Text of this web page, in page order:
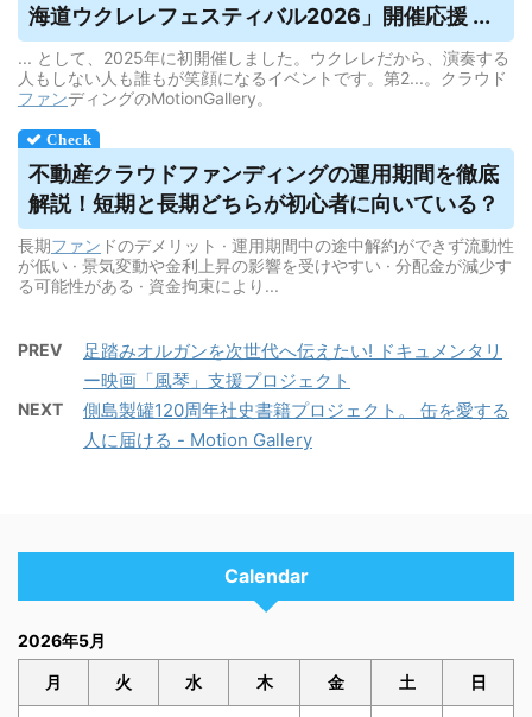
海道ウクレレフェスティバル2026」開催応援 ...
... として、2025年に初開催しました。ウクレレだから、演奏する
人もしない人も誰もが笑顔になるイベントです。第2...。クラウド
ファンディングのMotionGallery。
不動産クラウドファンディングの運用期間を徹底
解説！短期と長期どちらが初心者に向いている？
長期ファン ドのデメリット · 運用期間中の途中解約ができず流動性
が低い · 景気変動や金利上昇の影響を受けやすい · 分配金が減少す
る可能性がある · 資金拘束により...
PREV
足踏みオルガンを次世代へ伝えたい! ドキュメンタリ
ー映画「風琴」支援プロジェクト
NEXT
側島製罐120周年社史書籍プロジェクト。 缶を愛する
人に届ける - Motion Gallery
Calendar
2026年5月
月 火 水 木 金 土 日